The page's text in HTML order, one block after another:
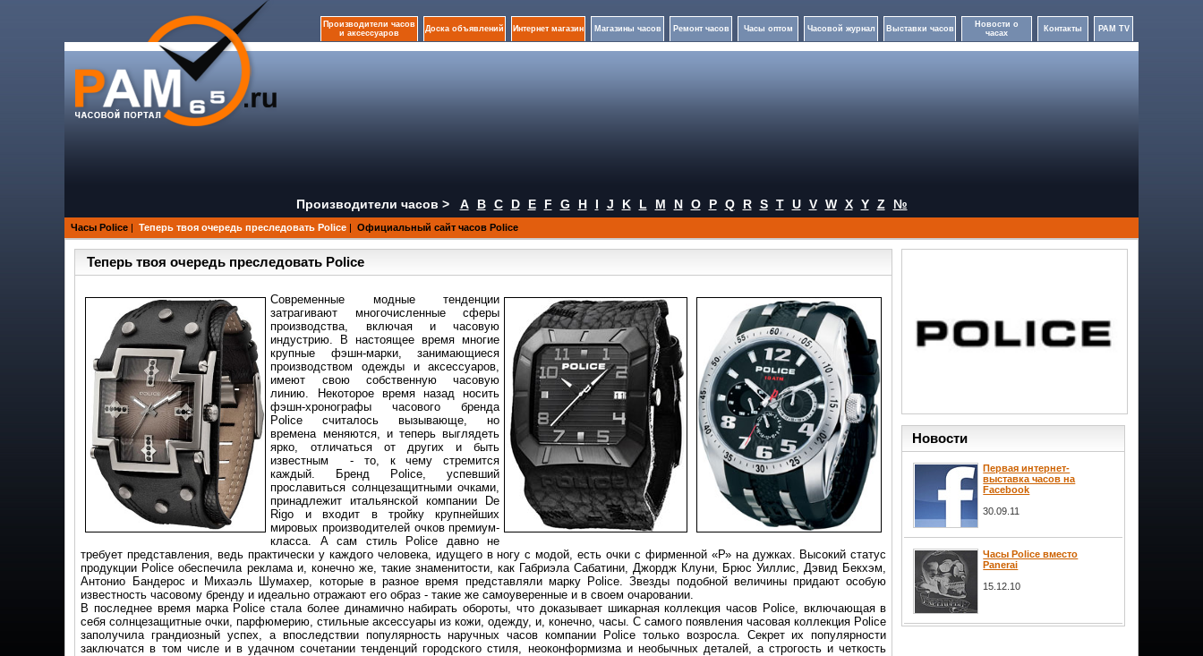
Производители часов
и аксессуаров
Доска объявлений Интернет магазин Магазины часов Ремонт часов Часы оптом Часовой журнал Выставки часов
Новости о
часах
Контакты PAM TV
Производители часов > A B C D E F G H I J K L M N O P Q R S T U V W X Y Z №
Часы Police | Теперь твоя очередь преследовать Police | Официальный сайт часов Police
Теперь твоя очередь преследовать Police
Современные модныетенденции
затрагивают многочисленные сферы
производства, включая и часовую
индустрию. В настоящее время многие
крупные фэшн-марки, занимающиеся
производством одежды и аксессуаров,
имеют свою собственную часовую
линию. Некоторое время назад носить
фэшн-хронографы часового бренда
Police считалось вызывающе, но
времена меняются, и теперь выглядеть
ярко, отличаться от других и быть
известным - то, к чему стремится
каждый. Бренд Police, успевший
прославиться солнцезащитными очками,
принадлежит итальянской компании De
Rigo и входит в тройку крупнейших
мировых производителей очков премиум-
класса. А сам стиль Police давно не
требует представления, ведь практически у каждого человека, идущего в ногу с модой, есть очки с фирменной «Р» на дужках. Высокий статус
продукции Police обеспечила реклама и, конечно же, такие знаменитости, как Габриэла Сабатини, Джордж Клуни, Брюс Уиллис, Дэвид Бекхэм,
Антонио Бандерос и Михаэль Шумахер, которые в разное время представляли марку Police. Звезды подобной величины придают особую
известность часовому бренду и идеально отражают его образ - такие же самоуверенные и в своем очаровании.
В последнее время марка Police стала более динамично набирать обороты, что доказывает шикарная коллекция часов Police, включающая в
себя солнцезащитные очки, парфюмерию, стильные аксессуары из кожи, одежду, и, конечно, часы. С самого появления часовая коллекция Police
заполучила грандиозный успех, а впоследствии популярность наручных часов компании Police только возросла. Секрет их популярности
заключатся в том числе и в удачном сочетании тенденций городского стиля, неоконформизма и необычных деталей, а строгость и четкость
Новости
Первая интернет-
выставка часов на
Facebook
30.09.11
Часы Police вместо
Panerai
15.12.10